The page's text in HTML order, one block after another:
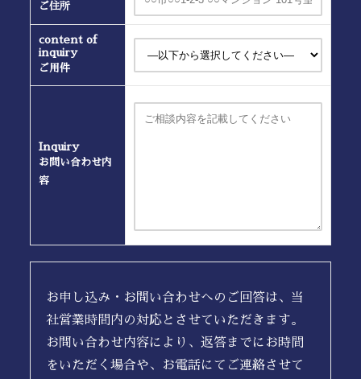
ご住所
content of
inquiry
ご用件
Inquiry
お問い合わせ内
容
お申し込み・お問い合わせへのご回答は、当
社営業時間内の対応とさせていただきます。
お問い合わせ内容により、返答までにお時間
をいただく場合や、お電話にてご連絡させて